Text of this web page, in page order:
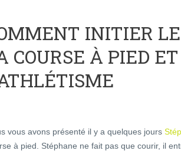
INITIER
COURSE À PIED
vous avons présenté il y a quelques jours
à pied. Stéphane ne fait pas que courir, il